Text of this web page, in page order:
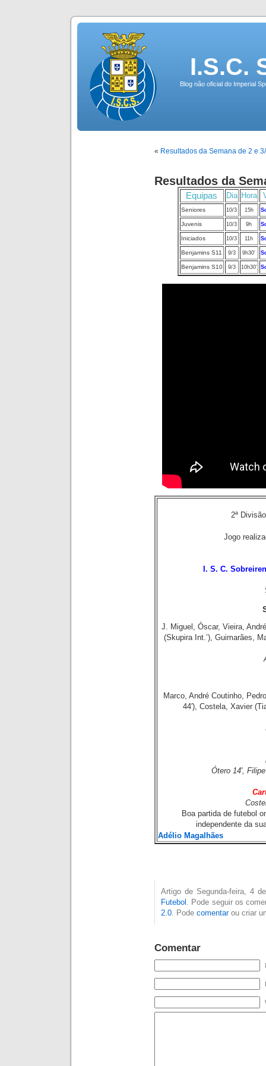
I.S.C.
Blog não oficial do Imperial
« Resultados da Semana de 2 e
Resultados da
Equipas Dia Hora
Seniores 10/3 15h
Juvenis 10/3 9h
Iniciados 10/3 11h
Benjamins S11 9/3 9h30′
Benjamins S10 9/3 10h30′
2ª
Jogo
I. S. C.
J. Miguel, Óscar, Vieira,
(Skupira Int.’), Guimarães,
Marco, André Coutinho,
44′), Costela, Xavier
Ótero 14′,
Boa partida de futebol
independente da
Adélio Magalhães
Artigo de Segunda-feira, 4
Futebol
. Pode seguir os
2.0 . Pode comentarou criar
Comentar